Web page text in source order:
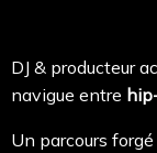
DJ & producteur
navigue entre
Un parcours